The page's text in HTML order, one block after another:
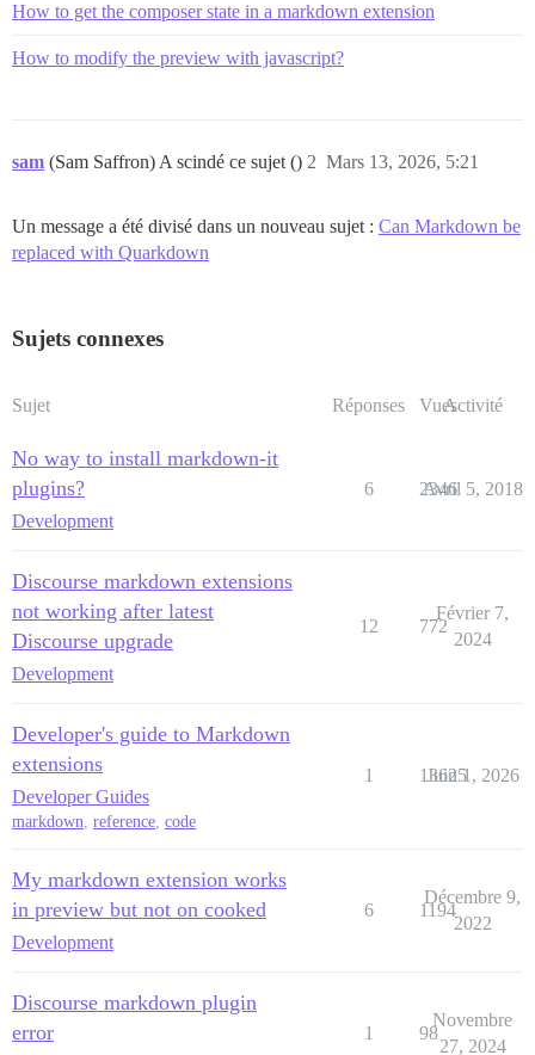
How to get the composer state in a markdown extension
How to modify the preview with javascript?
sam (Sam Saffron) A scindé ce sujet () Mars 13, 2026, 5:21
2
Un message a été divisé dans un nouveau sujet : Can Markdown be
replaced with Quarkdown
Sujets connexes
Sujet Réponses VuesActivité
No way to install markdown-it
plugins?
Development
6 2346
Avril 5, 2018
Discourse markdown extensions
not working after latest
Discourse upgrade
Development
12 772
Février 7,
2024
Developer's guide to Markdown
extensions
Developer Guides
markdown, reference, code
1 13625
Juin 1, 2026
My markdown extension works
in preview but not on cooked
Development
6 1194
Décembre 9,
2022
Discourse markdown plugin
error
1 98
Novembre
27, 2024